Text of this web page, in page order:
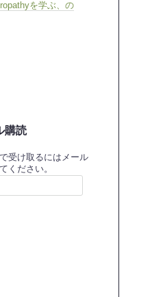
を学ぶ、の
購読
受け取るにはメール
ください。